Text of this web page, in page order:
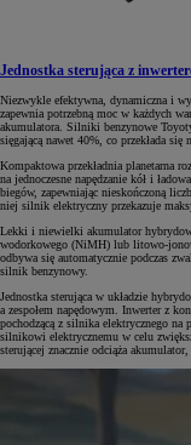
Jednostka sterująca z
Niezwykle efektywna, dynamiczna i
zapewnia potrzebną moc w każdych
akumulatora. Silniki benzynowe
sięgającą nawet 40%, co przekłada
Kompaktowa przekładnia planetarna
na jednoczesne napędzanie kół i
biegów, zapewniając nieskończoną
niej silnik elektryczny przekazuje
Lekki i niewielki akumulator
wodorkowego (NiMH) lub litowo-
odbywa się automatycznie podczas
silnik benzynowy.
Jednostka sterująca w układzie
a zespołem napędowym. Inwerter z
pochodzącą z silnika elektrycznego na
silnikowi elektrycznemu w celu
sterującej znacznie odciąża